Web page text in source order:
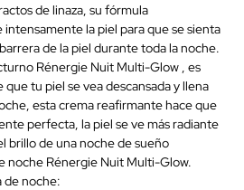
de linaza, su fórmula
la piel para que se sienta
de la piel durante toda la noche.
Rénergie Nuit Multi-Glow , es
tu piel se vea descansada y llena
esta crema reafirmante hace que
perfecta, la piel se ve más radiante
brillo de una noche de sueño
noche Rénergie Nuit Multi-Glow.
de noche: